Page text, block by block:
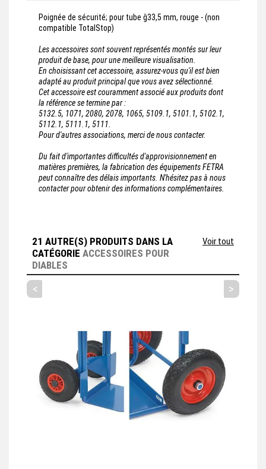
Poignée de sécurité; pour tube ĝ33,5 mm, rouge - (non
compatible TotalStop)
Les accessoires sont souvent représentés montés sur leur
produit de base, pour une meilleure visualisation.
En choisissant cet accessoire, assurez-vous qu'il est bien
adapté au produit principal que vous avez sélectionné.
Cet accessoire est couramment associé aux produits dont
la référence se termine par :
5132.5, 1071, 2080, 2078, 1065, 5109.1, 5101.1, 5102.1,
5112.1, 5111.1, 5111.
Pour d'autres associations, merci de nous contacter.
Du fait d'importantes difficultés d'approvisionnement en
matières premières, la fabrication des équipements FETRA
peut connaître des délais importants. N'hésitez pas à nous
contacter pour obtenir des informations complémentaires.
21 AUTRE(S) PRODUITS DANS LA
CATÉGORIE ACCESSOIRES POUR
DIABLES
Voir tout
< >